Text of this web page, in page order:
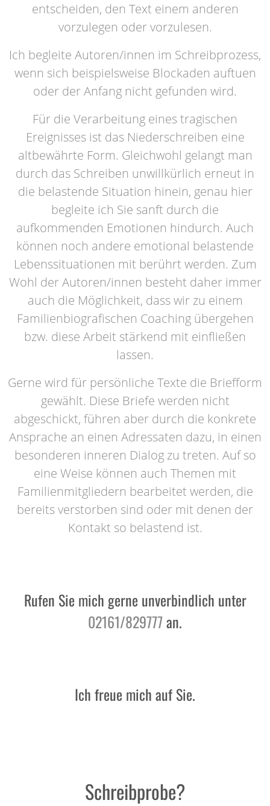
entscheiden, den Text einem anderen
vorzulegen oder vorzulesen.
Ich begleite Autoren/innen im Schreibprozess,
wenn sich beispielsweise Blockaden auftuen
oder der Anfang nicht gefunden wird.
Für die Verarbeitung eines tragischen
Ereignisses ist das Niederschreiben eine
altbewährte Form. Gleichwohl gelangt man
durch das Schreiben unwillkürlich erneut in
die belastende Situation hinein, genau hier
begleite ich Sie sanft durch die
aufkommenden Emotionen hindurch. Auch
können noch andere emotional belastende
Lebenssituationen mit berührt werden. Zum
Wohl der Autoren/innen besteht daher immer
auch die Möglichkeit, dass wir zu einem
Familienbiografischen Coaching übergehen
bzw. diese Arbeit stärkend mit einfließen
lassen.
Gerne wird für persönliche Texte die Briefform
gewählt. Diese Briefe werden nicht
abgeschickt, führen aber durch die konkrete
Ansprache an einen Adressaten dazu, in einen
besonderen inneren Dialog zu treten. Auf so
eine Weise können auch Themen mit
Familienmitgliedern bearbeitet werden, die
bereits verstorben sind oder mit denen der
Kontakt so belastend ist.
Rufen Sie mich gerne unverbindlich unter
02161/829777an.
Ich freue mich auf Sie.
Schreibprobe?